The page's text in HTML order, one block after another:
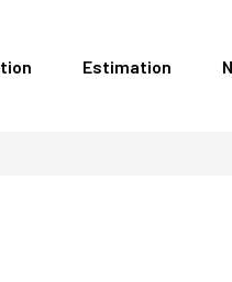
Estimation